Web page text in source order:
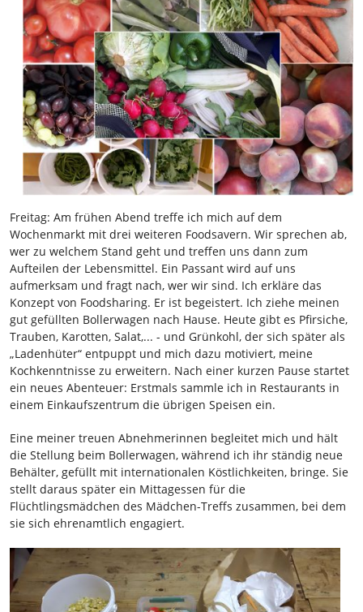
Freitag: Am frühen Abend treffe ich mich auf dem
Wochenmarkt mit drei weiteren Foodsavern. Wir sprechen ab,
wer zu welchem Stand geht und treffen uns dann zum
Aufteilen der Lebensmittel. Ein Passant wird auf uns
aufmerksam und fragt nach, wer wir sind. Ich erkläre das
Konzept von Foodsharing. Er ist begeistert. Ich ziehe meinen
gut gefüllten Bollerwagen nach Hause. Heute gibt es Pfirsiche,
Trauben, Karotten, Salat,... - und Grünkohl, der sich später als
„Ladenhüter“ entpuppt und mich dazu motiviert, meine
Kochkenntnisse zu erweitern. Nach einer kurzen Pause startet
ein neues Abenteuer: Erstmals sammle ich in Restaurants in
einem Einkaufszentrum die übrigen Speisen ein.
Eine meiner treuen Abnehmerinnen begleitet mich und hält
die Stellung beim Bollerwagen, während ich ihr ständig neue
Behälter, gefüllt mit internationalen Köstlichkeiten, bringe. Sie
stellt daraus später ein Mittagessen für die
Flüchtlingsmädchen des Mädchen-Treffs zusammen, bei dem
sie sich ehrenamtlich engagiert.